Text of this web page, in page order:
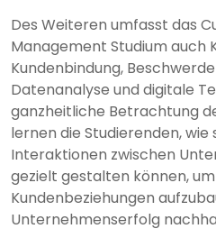
Des Weiteren umfasst das
Management Studium auch
Kundenbindung,
Datenanalyse und digitale
ganzheitliche Betrachtung
lernen die Studierenden, wie
Interaktionen zwischen
gezielt gestalten können,
Kundenbeziehungen
Unternehmenserfolg